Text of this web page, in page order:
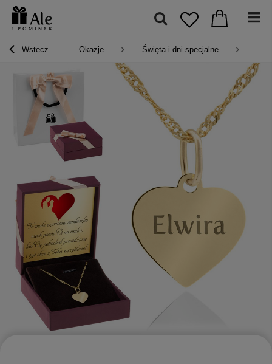
Wstecz Okazje Święta i dni specjalne